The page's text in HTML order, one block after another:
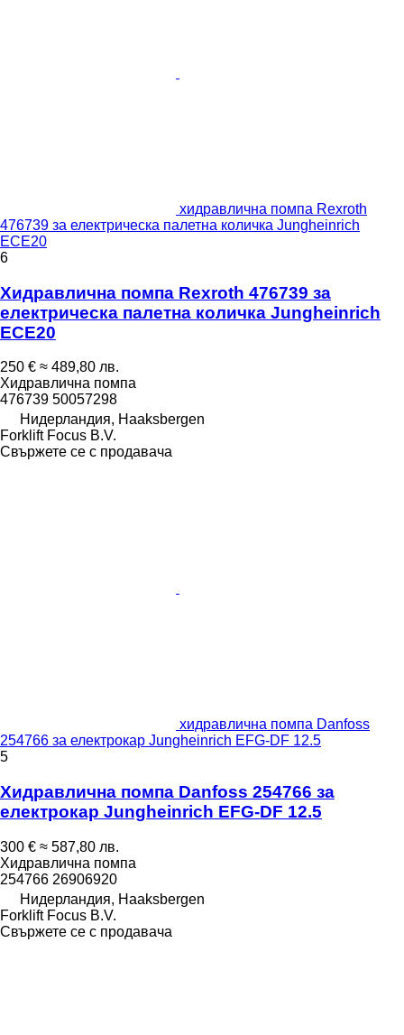
хидравлична помпа Rexroth
476739 за електрическа палетна количка Jungheinrich
ECE20
6
Хидравлична помпа Rexroth 476739 за
електрическа палетна количка Jungheinrich
ECE20
250 € ≈ 489,80 лв.
Хидравлична помпа
476739 50057298
Нидерландия, Haaksbergen
Forklift Focus B.V.
Свържете се с продавача
хидравлична помпа Danfoss
254766 за електрокар Jungheinrich EFG-DF 12.5
5
Хидравлична помпа Danfoss 254766 за
електрокар Jungheinrich EFG-DF 12.5
300 € ≈ 587,80 лв.
Хидравлична помпа
254766 26906920
Нидерландия, Haaksbergen
Forklift Focus B.V.
Свържете се с продавача